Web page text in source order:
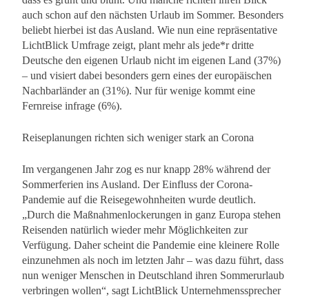
auch schon auf den nächsten Urlaub im Sommer. Besonders
beliebt hierbei ist das Ausland. Wie nun eine repräsentative
LichtBlick Umfrage zeigt, plant mehr als jede*r dritte
Deutsche den eigenen Urlaub nicht im eigenen Land (37%)
– und visiert dabei besonders gern eines der europäischen
Nachbarländer an (31%). Nur für wenige kommt eine
Fernreise infrage (6%).
Reiseplanungen richten sich weniger stark an Corona
Im vergangenen Jahr zog es nur knapp 28% während der
Sommerferien ins Ausland. Der Einfluss der Corona-
Pandemie auf die Reisegewohnheiten wurde deutlich.
„Durch die Maßnahmenlockerungen in ganz Europa stehen
Reisenden natürlich wieder mehr Möglichkeiten zur
Verfügung. Daher scheint die Pandemie eine kleinere Rolle
einzunehmen als noch im letzten Jahr – was dazu führt, dass
nun weniger Menschen in Deutschland ihren Sommerurlaub
verbringen wollen“, sagt LichtBlick Unternehmenssprecher